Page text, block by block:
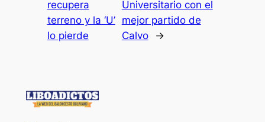
recupera
terreno y la ‘U’
lo pierde
Universitario con el
mejor partido de
Calvo
→